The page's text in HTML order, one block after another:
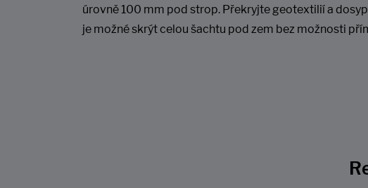
úrovně 100 mm pod strop. Překryjte geotextilií a
je možné skrýt celou šachtu pod zem bez možnosti